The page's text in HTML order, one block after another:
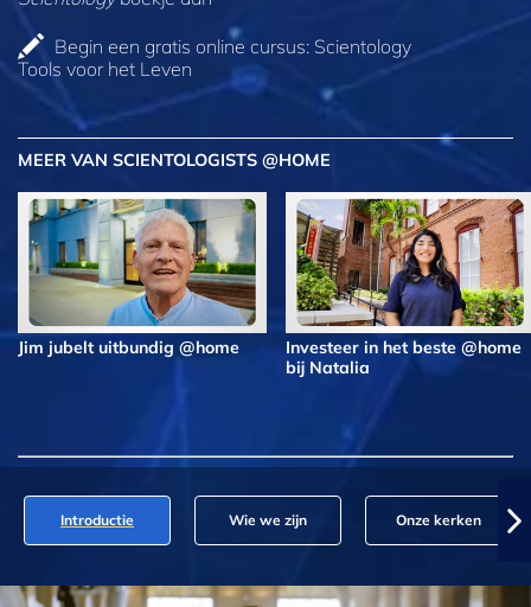
Begin een gratis online cursus: Scientology
Tools voor het Leven
MEER VAN SCIENTOLOGISTS @HOME
Jim jubelt uitbundig @home
Investeer in het beste @home
bij Natalia
Introductie Wie we zijn Onze kerken